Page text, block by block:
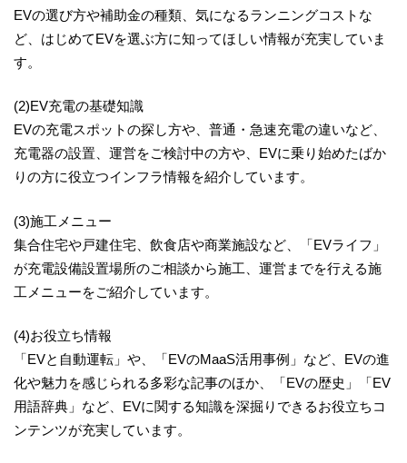
EVの選び方や補助金の種類、気になるランニングコストな
ど、はじめてEVを選ぶ方に知ってほしい情報が充実していま
す。
(2)EV充電の基礎知識
EVの充電スポットの探し方や、普通・急速充電の違いなど、
充電器の設置、運営をご検討中の方や、EVに乗り始めたばか
りの方に役立つインフラ情報を紹介しています。
(3)施工メニュー
集合住宅や戸建住宅、飲食店や商業施設など、「EVライフ」
が充電設備設置場所のご相談から施工、運営までを行える施
工メニューをご紹介しています。
(4)お役立ち情報
「EVと自動運転」や、「EVのMaaS活用事例」など、EVの進
化や魅力を感じられる多彩な記事のほか、「EVの歴史」「EV
用語辞典」など、EVに関する知識を深掘りできるお役立ちコ
ンテンツが充実しています。